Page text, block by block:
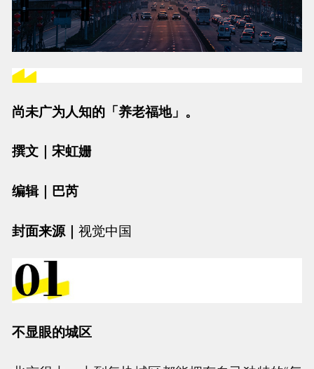
尚未广为人知的「养老福地」。
撰文｜宋虹姗
编辑｜ 巴芮
封面来源｜视觉中国
不显眼的城区